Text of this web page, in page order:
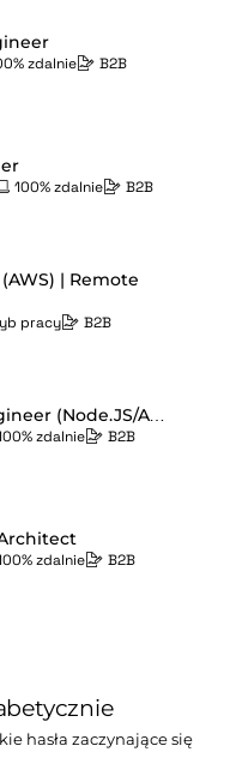
zdalnie B2B
100% zdalnie B2B
| Remote
pracy B2B
Senior Backend Engineer (Node.JS/AWS)
zdalnie B2B
zdalnie B2B
hasła zaczynające się